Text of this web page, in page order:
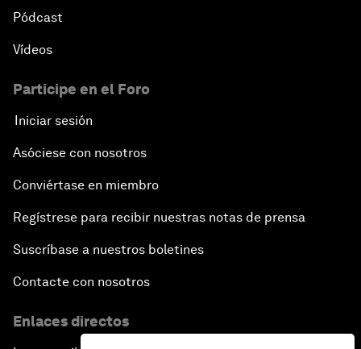
Pódcast
Vídeos
Participe en el Foro
Iniciar sesión
Asóciese con nosotros
Conviértase en miembro
Regístrese para recibir nuestras notas de prensa
Suscríbase a nuestros boletines
Contacte con nosotros
Enlaces directos